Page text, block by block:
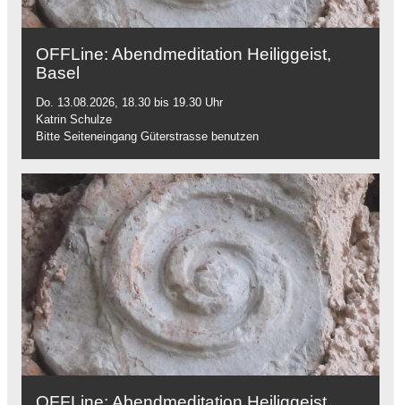
OFFLine: Abendmeditation Heiliggeist,
Basel
Do. 13.08.2026, 18.30 bis 19.30 Uhr
Katrin Schulze
Bitte Seiteneingang Güterstrasse benutzen